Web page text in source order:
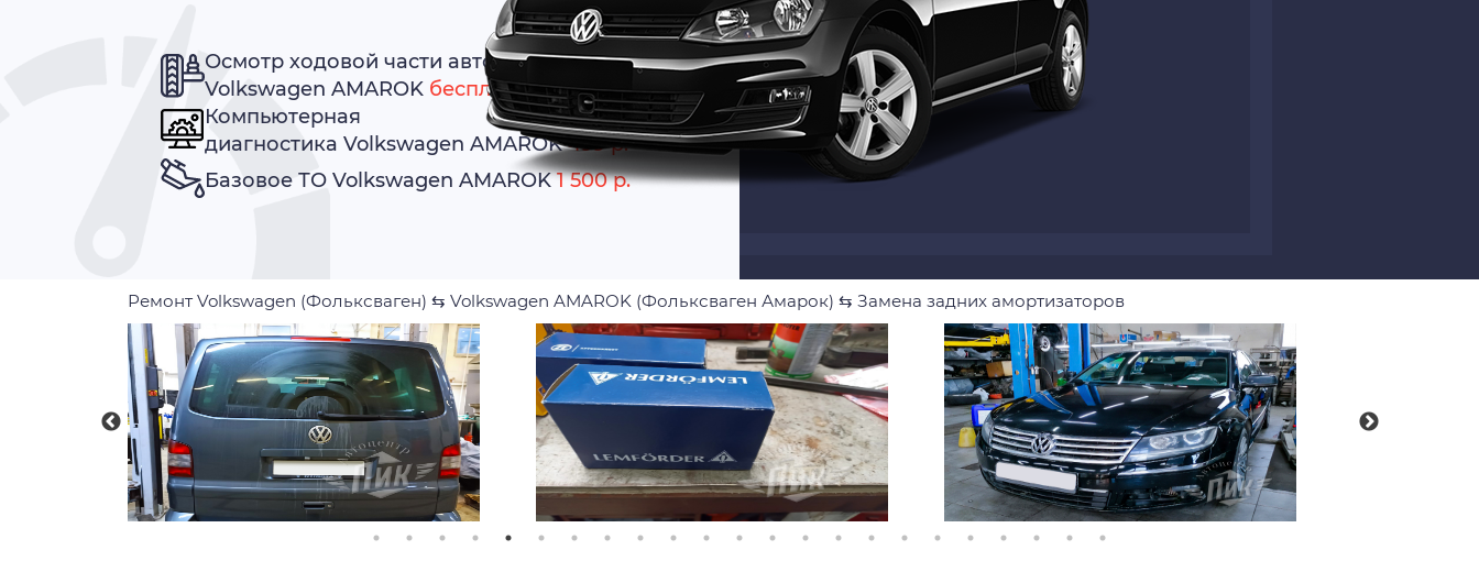
Осмотр ходовой части авто
Volkswagen AMAROK бесплатно
Компьютерная
диагностика Volkswagen AMAROK499 р.
Базовое ТО Volkswagen AMAROK1 500 р.
Ремонт Volkswagen (Фольксваген) ⇆ Volkswagen AMAROK (Фольксваген Амарок) ⇆ Замена задних амортизаторов